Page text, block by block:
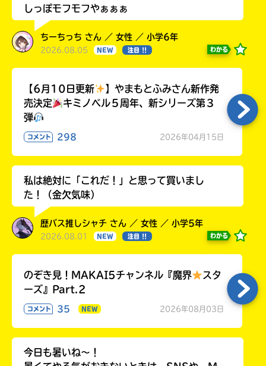
しっぽモフモフやぁぁぁ
ちーちっち さん ／ 女性 ／ 小学6年
2026.08.05 NEW 注目 !! わかる
【6月10日更新
】やまもとふみさん新作発
売決定
キミノベル５周年、新シリーズ第３
弾
コメント 298 2026年04月15日
私は絶対に「これだ！」と思って買いまし
た！（金欠気味）
歴バス推しシャチ さん ／ 女性 ／ 小学5年
2026.08.01 NEW 注目 !! わかる
のぞき見！MAKAI5チャンネル『魔界
スタ
ーズ』Part.2
コメント 35 NEW 2026年08月03日
今日も暑いね〜！